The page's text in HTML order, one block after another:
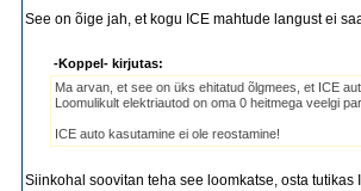
See on õige jah, et kogu ICE mahtude langust ei
-Koppel- kirjutas:
Ma arvan, et see on üks ehitatud õlgmees, et ICE
Loomulikult elektriautod on oma 0 heitmega veelgi
ICE auto kasutamine ei ole reostamine!
Siinkohal soovitan teha see loomkatse, osta